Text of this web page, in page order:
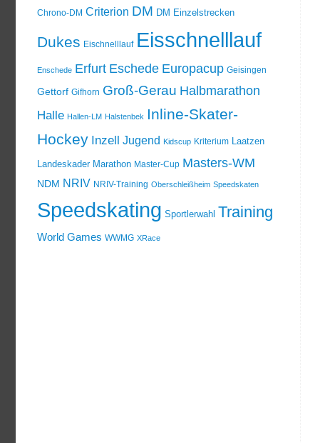
Chrono-DM Criterion DM DM Einzelstrecken
Dukes Eischnelllauf Eisschnelllauf
Enschede Erfurt Eschede Europacup Geisingen
Gettorf Gifhorn Groß-Gerau Halbmarathon
Halle Hallen-LM Halstenbek Inline-Skater-
Hockey Inzell Jugend Kidscup Kriterium Laatzen
Landeskader Marathon Master-Cup Masters-WM
NDM NRIV NRIV-Training Oberschleißheim Speedskaten
Speedskating Sportlerwahl Training
World Games WWMG XRace